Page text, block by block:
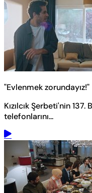
"Evlenmek zorundayız!"
Kızılcık Şerbeti'nin
telefonlarını...